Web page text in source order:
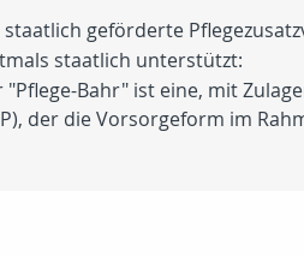
staatlich geförderte
staatlich unterstützt:
"Pflege-Bahr" ist eine, mit
der die Vorsorgeform im